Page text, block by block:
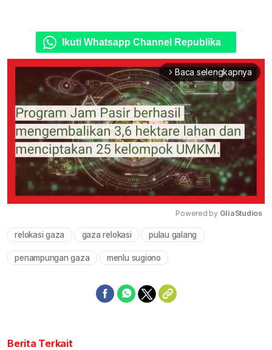
Ikuti Whatsapp Channel Republika
arrow_forward_ios Baca selengkapnya
Powered by GliaStudios
relokasi gaza gaza relokasi pulau galang
penampungan gaza menlu sugiono
Berita Terkait